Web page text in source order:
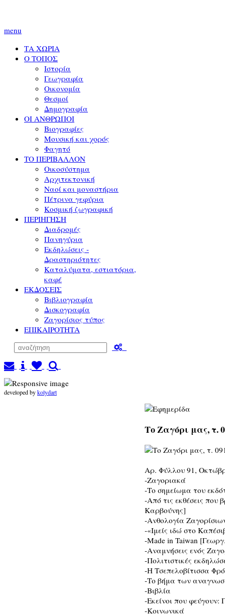
menu
ΤΑ ΧΩΡΙΑ
Ο ΤΟΠΟΣ
Ιστορία
Γεωγραφία
Οικονομία
Θεσμοί
Δημογραφία
ΟΙ ΑΝΘΡΩΠΟΙ
Βιογραφίες
Μουσική και χορός
Φαγητό
ΤΟ ΠΕΡΙΒΑΛΛΟΝ
Οικοσύστημα
Αρχιτεκτονική
Ναοί και μοναστήρια
Πέτρινα γεφύρια
Κοσμική ζωγραφική
ΠΕΡΙΗΓΗΣΗ
Διαδρομές
Πανηγύρια
Εκδηλώσεις -
Δραστηριότητες
Καταλύματα, εστιατόρια,
καφέ
ΕΚΔΟΣΕΙΣ
Βιβλιογραφία
Δισκογραφία
Ζαγορίσιος τύπος
ΕΠΙΚΑΙΡΟΤΗΤΑ
developed bykolydart
Το Ζαγόρι μας, τ.
Αρ. Φύλλου 91,
-Ζαγοριακά
-Το σημείωμα του
-Από τις εκθέσεις
Καρβούνης]
-Ανθολογία
-«Ιμείς ιδώ στο
-Made in Taiwan
-Αναμνήσεις ενός
-Πολιτιστικές
-Η Τσεπελοβίτισσα
-Το βήμα των
-Βιβλία
-Εκείνοι που
-Κοινωνικά